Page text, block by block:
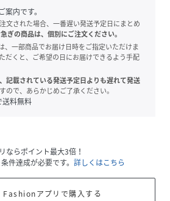
内です。
文された場合、一番遅い発送予定日にまとめ
ぎの商品は、個別にご注文ください。
一部商品でお届け日時をご指定いただけま
だくと、ご希望の日にお届けできるよう手配
記載されている発送予定日よりも遅れて発送
ので、あらかじめご了承ください。
送料無料
ならポイント最大3倍！
件達成が必要です。 詳しくはこちら
アプリで購入する